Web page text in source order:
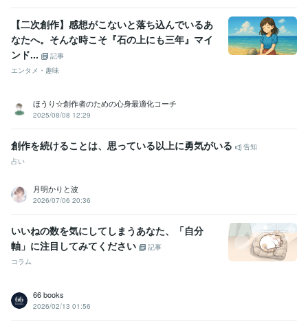
【二次創作】感想がこないと落ち込んでいるあ
なたへ。そんな時こそ『石の上にも三年』マイ
ンド...
記事
エンタメ・趣味
ほうり☆創作者のための心身最適化コーチ
2025/08/08 12:29
創作を続けることは、思っている以上に勇気がいる
告知
占い
月明かりと波
2026/07/06 20:36
いいねの数を気にしてしまうあなた、「自分
軸」に注目してみてください
記事
コラム
66 books
2026/02/13 01:56